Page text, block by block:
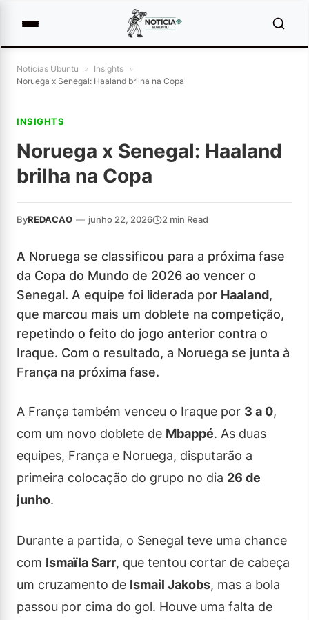
Noticias Ubuntu » Insights »
Noruega x Senegal: Haaland brilha na Copa
INSIGHTS
Noruega x Senegal: Haaland
brilha na Copa
ByREDACAO — junho 22, 2026 2 min Read
A Noruega se classificou para a próxima fase
da Copa do Mundo de 2026 ao vencer o
Senegal. A equipe foi liderada por Haaland,
que marcou mais um doblete na competição,
repetindo o feito do jogo anterior contra o
Iraque. Com o resultado, a Noruega se junta à
França na próxima fase.
A França também venceu o Iraque por 3 a 0,
com um novo doblete de Mbappé. As duas
equipes, França e Noruega, disputarão a
primeira colocação do grupo no dia 26 de
junho.
Durante a partida, o Senegal teve uma chance
com Ismaïla Sarr, que tentou cortar de cabeça
um cruzamento de Ismail Jakobs, mas a bola
passou por cima do gol. Houve uma falta de